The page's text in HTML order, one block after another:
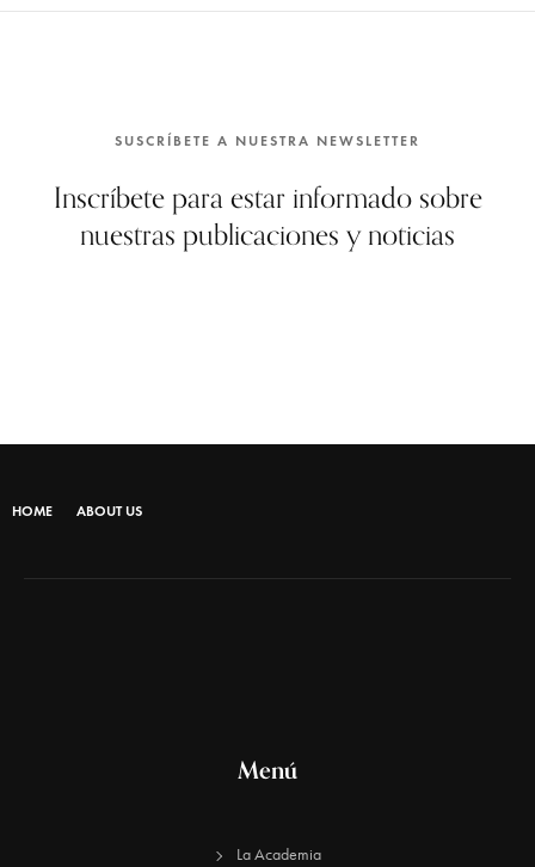
SUSCRÍBETE A NUESTRA NEWSLETTER
Inscríbete para estar informado sobre
nuestras publicaciones y noticias
HOME ABOUT US
Menú
La Academia